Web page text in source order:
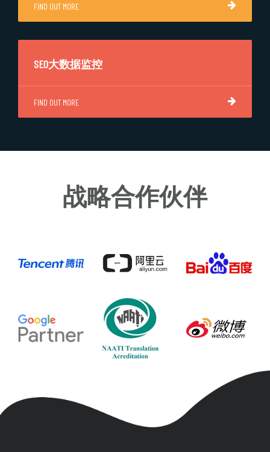
FIND OUT MORE
SEO大数据监控
FIND OUT MORE
战略合作伙伴